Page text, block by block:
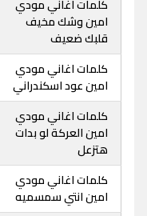
كلمات اغاني مودي
امين وشك مخيف
قلبك ضعيف
كلمات اغاني مودي
امين عود اسكندراني
كلمات اغاني مودي
امين العركة لو بدات
هتزعل
كلمات اغاني مودي
امين انتي سمسميه